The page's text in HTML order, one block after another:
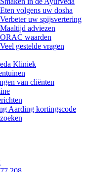
Eten volgens uw dosha
Verbeter uw spijsvertering
Maaltijd adviezen
ORAC waarden
Veel gestelde vragen
Kliniek
van cliënten
Aarding kortingscode